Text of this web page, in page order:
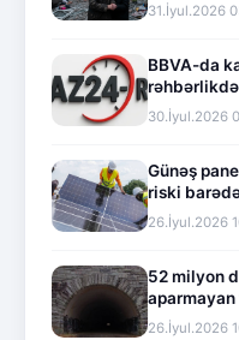
31.İyul.2026
BBVA-da
30.İyul.2026
Günəş
riski
26.İyul.2026
52 milyon
26.İyul.2026